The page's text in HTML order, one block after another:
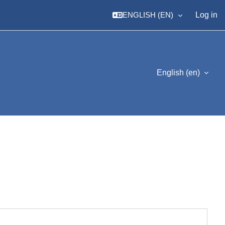
ENGLISH ‎(EN)‎ Log in
English ‎(en)‎